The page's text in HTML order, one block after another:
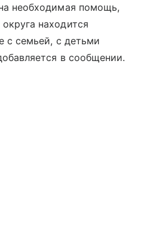
необходимая помощь,
находится
с семьей, с детьми
в сообщении.